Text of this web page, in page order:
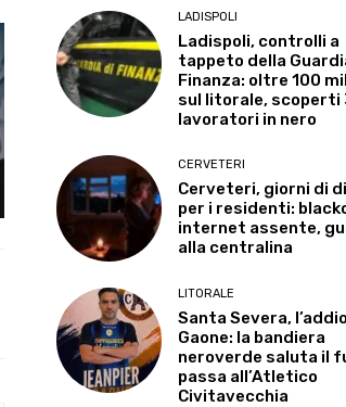
LADISPOLI
Ladispoli, controlli a
tappeto della
Finanza: oltre 100
sul litorale, scoperti
lavoratori in nero
CERVETERI
Cerveteri, giorni di
per i residenti:
internet assente,
alla centralina
LITORALE
Santa Severa,
Gaone: la bandiera
neroverde saluta il
passa all’Atletico
Civitavecchia